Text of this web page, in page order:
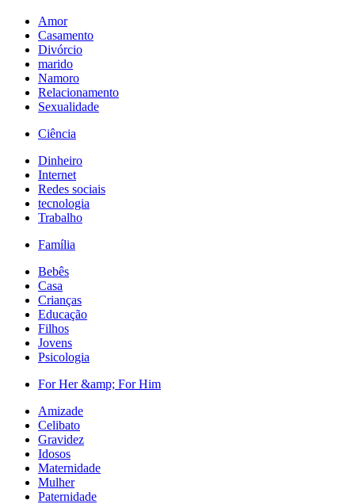
Amor
Casamento
Divórcio
marido
Namoro
Relacionamento
Sexualidade
Ciência
Dinheiro
Internet
Redes sociais
tecnologia
Trabalho
Família
Bebês
Casa
Crianças
Educação
Filhos
Jovens
Psicologia
For Her &amp; For Him
Amizade
Celibato
Gravidez
Idosos
Maternidade
Mulher
Paternidade